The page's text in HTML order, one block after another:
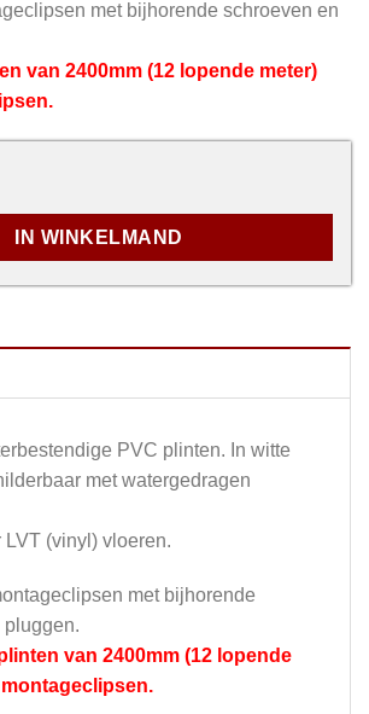
met bijhorende schroeven en
van 2400mm (12 lopende meter)
PVC plinten - 15 x 80 x 2400mm
IN WINKELMAND
PVC plinten. In witte
met watergedragen
LVT (vinyl) vloeren.
met bijhorende
pluggen.
van 2400mm (12 lopende